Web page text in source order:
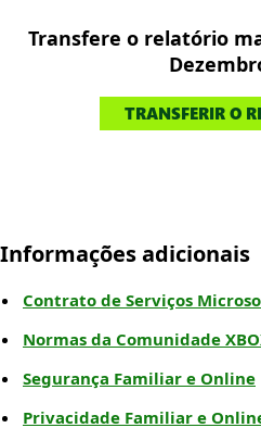
Transfere o relatório
TRANSFERIR O
Informações adicionais
Contrato de Serviços
Normas da Comunidade
Segurança Familiar e Online
Privacidade Familiar e